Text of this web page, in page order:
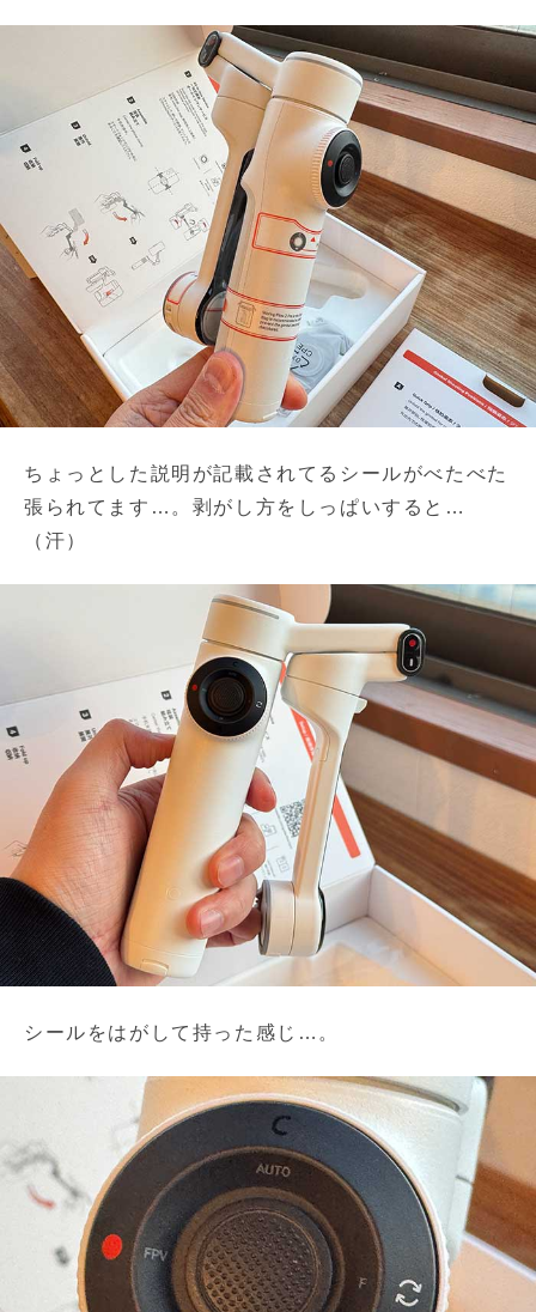
ちょっとした説明が記載されてるシールがべたべた
張られてます…。剥がし方をしっぱいすると…
（汗）
シールをはがして持った感じ…。